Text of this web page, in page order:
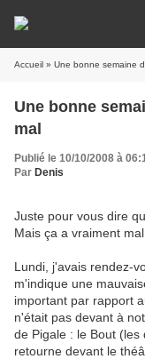
Accueil » Une bonne semaine
Une bonne
mal
Publié le 10/10/2008 à
Par Denis
Juste pour vous dire
Mais ça a vraiment
Lundi, j'avais rendez-
m'indique une
important par rapport
n'était pas devant à
de Pigale : le Bout
retourne devant le